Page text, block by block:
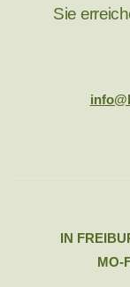
Sie
IN
MO-